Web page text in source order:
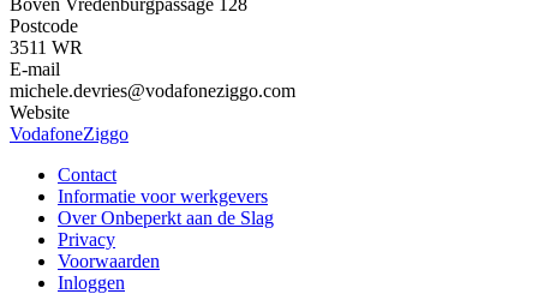
Postcode
3511 WR
E-mail
michele.devries@vodafoneziggo.com
Website
VodafoneZiggo
Contact
Informatie voor werkgevers
Over Onbeperkt aan de Slag
Privacy
Voorwaarden
Inloggen